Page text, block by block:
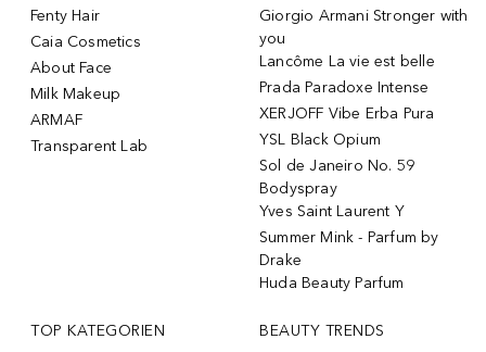
Fenty Hair
Caia Cosmetics
About Face
Milk Makeup
ARMAF
Transparent Lab
Giorgio Armani Stronger with
you
Lancôme La vie est belle
Prada Paradoxe Intense
XERJOFF Vibe Erba Pura
YSL Black Opium
Sol de Janeiro No. 59
Bodyspray
Yves Saint Laurent Y
Summer Mink - Parfum by
Drake
Huda Beauty Parfum
TOP KATEGORIEN BEAUTY TRENDS